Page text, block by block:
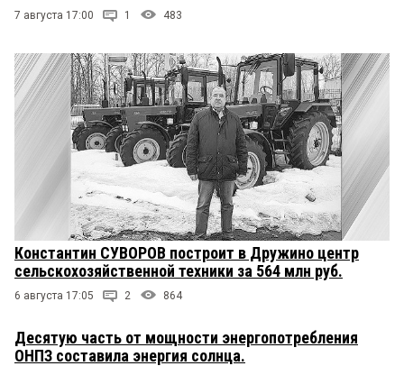
7 августа 17:00 1 483
Константин СУВОРОВ построит в Дружино центр
сельскохозяйственной техники за 564 млн руб.
6 августа 17:05 2 864
Десятую часть от мощности энергопотребления
ОНПЗ составила энергия солнца.